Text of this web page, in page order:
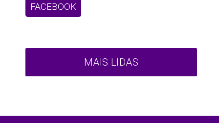
FACEBOOK
MAIS LIDAS